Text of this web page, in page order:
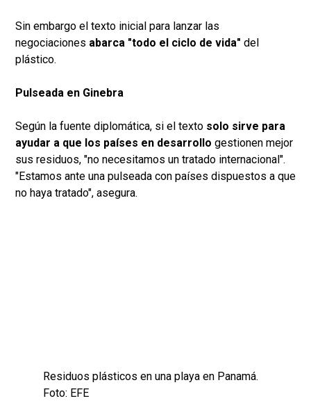
Sin embargo el texto inicial para lanzar las
negociaciones abarca "todo el ciclo de vida" del
plástico.
Pulseada en Ginebra
Según la fuente diplomática, si el texto solo sirve para
ayudar a que los países en desarrollo gestionen mejor
sus residuos, "no necesitamos un tratado internacional".
"Estamos ante una pulseada con países dispuestos a que
no haya tratado", asegura.
Residuos plásticos en una playa en Panamá.
Foto: EFE